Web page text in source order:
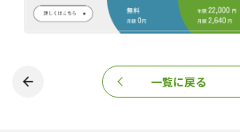
尾山社長
弊社は、海外各地から様々なツキ板洋原木
ザーらに広く伝えていきたい。その先進モデ
リビアだ。
一覧に戻る